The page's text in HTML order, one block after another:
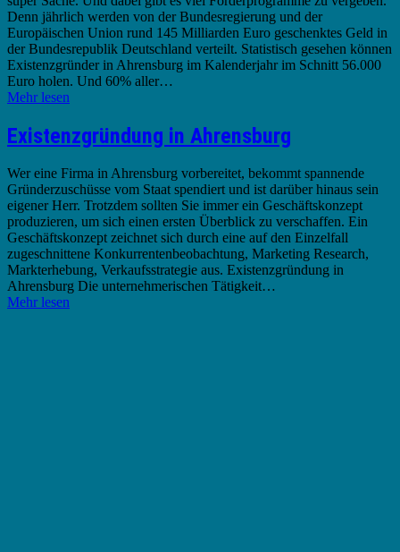
Denn jährlich werden von der Bundesregierung und der
Europäischen Union rund 145 Milliarden Euro geschenktes Geld in
der Bundesrepublik Deutschland verteilt. Statistisch gesehen können
Existenzgründer in Ahrensburg im Kalenderjahr im Schnitt 56.000
Euro holen. Und 60% aller…
Mehr lesen
Existenzgründung in Ahrensburg
Wer eine Firma in Ahrensburg vorbereitet, bekommt spannende
Gründerzuschüsse vom Staat spendiert und ist darüber hinaus sein
eigener Herr. Trotzdem sollten Sie immer ein Geschäftskonzept
produzieren, um sich einen ersten Überblick zu verschaffen. Ein
Geschäftskonzept zeichnet sich durch eine auf den Einzelfall
zugeschnittene Konkurrentenbeobachtung, Marketing Research,
Markterhebung, Verkaufsstrategie aus. Existenzgründung in
Ahrensburg Die unternehmerischen Tätigkeit…
Mehr lesen